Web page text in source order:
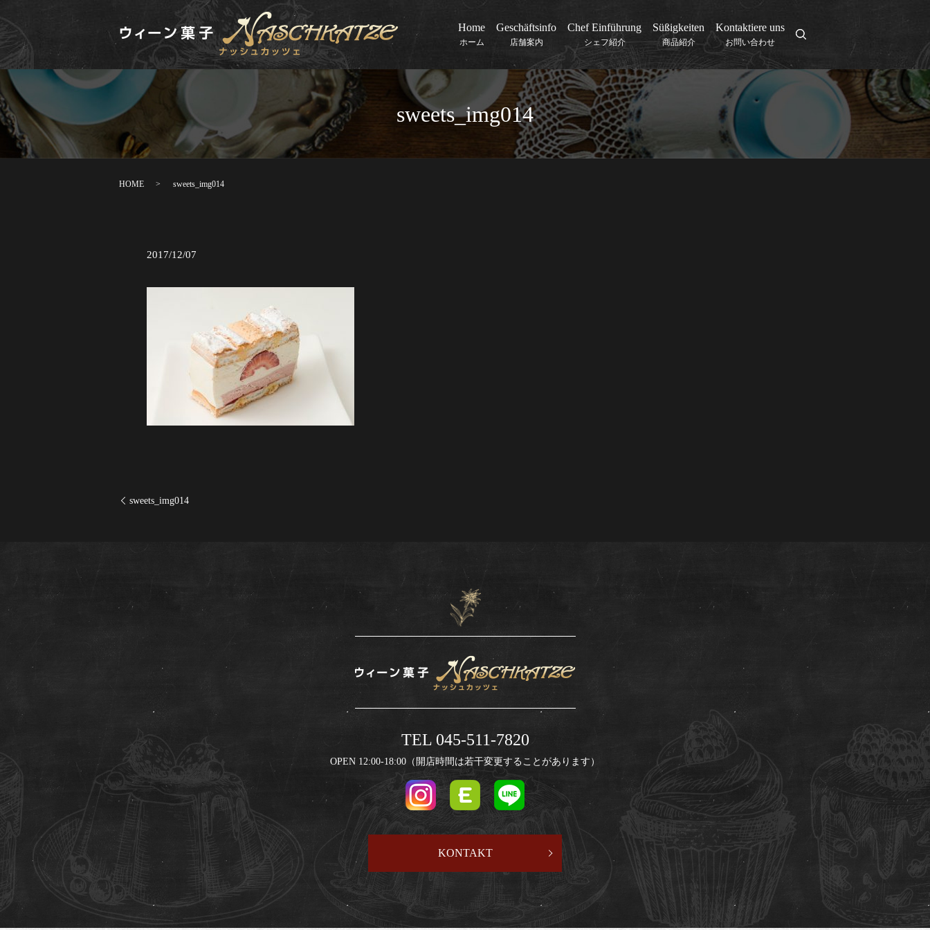
Home
ホーム
Geschäftsinfo
店舗案内
Chef Einführung
シェフ紹介
Süßigkeiten
商品紹介
Kontaktiere uns
お問い合わせ
search
sweets_img014
HOME sweets_img014
2017/12/07
sweets_img014
TEL 045-511-7820
OPEN 12:00-18:00（開店時間は若干変更することがあります）
KONTAKT